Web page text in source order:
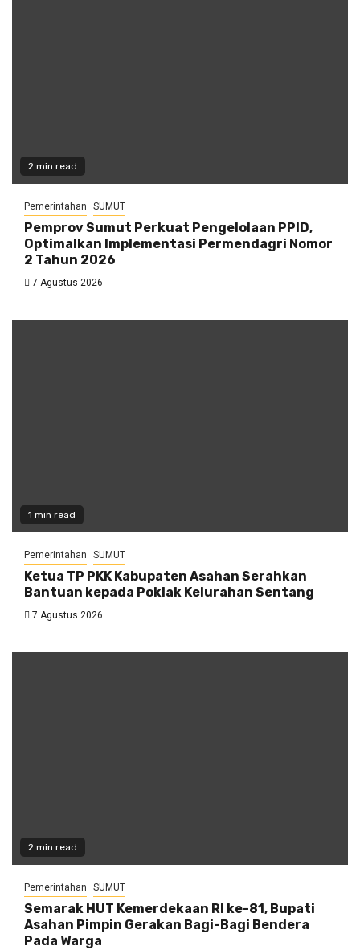
2 min read
Pemerintahan SUMUT
Pemprov Sumut Perkuat Pengelolaan PPID,
Optimalkan Implementasi Permendagri Nomor
2 Tahun 2026
7 Agustus 2026
1 min read
Pemerintahan SUMUT
Ketua TP PKK Kabupaten Asahan Serahkan
Bantuan kepada Poklak Kelurahan Sentang
7 Agustus 2026
2 min read
Pemerintahan SUMUT
Semarak HUT Kemerdekaan RI ke-81, Bupati
Asahan Pimpin Gerakan Bagi-Bagi Bendera
Pada Warga